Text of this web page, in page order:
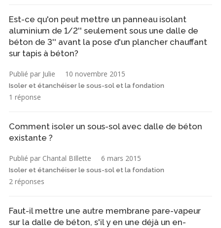
Est-ce qu'on peut mettre un panneau isolant
aluminium de 1/2'' seulement sous une dalle de
béton de 3'' avant la pose d'un plancher chauffant
sur tapis à béton?
Publié par Julie 10 novembre 2015
Isoler et étanchéiser le sous-sol et la fondation
1 réponse
Comment isoler un sous-sol avec dalle de béton
existante ?
Publié par Chantal BIllette 6 mars 2015
Isoler et étanchéiser le sous-sol et la fondation
2 réponses
Faut-il mettre une autre membrane pare-vapeur
sur la dalle de béton, s'il y en une déjà un en-